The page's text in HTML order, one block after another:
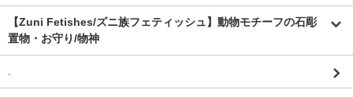
【Zuni Fetishes/ズニ族フェティッシュ】動物モチーフの石彫
置物・お守り/物神